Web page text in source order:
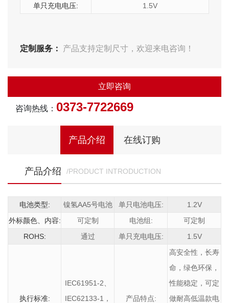
单只充电电压:
1.5V
定制服务： 产品支持定制尺寸，欢迎来电咨询！
立即咨询
咨询热线： 0373-7722669
产品介绍 在线订购
产品介绍 /PRODUCT INTRODUCTION
电池类型: 镍氢AA5号电池 单只电池电压:
1.2V
外标颜色、内容:
可定制 电池组:
可定制
ROHS:
通过 单只充电电压: 1.5V
执行标准:
IEC61951-2、
IEC62133-1，
产品特点:
高安全性，长寿
命，绿色环保，
性能稳定，可定
做耐高低温款电